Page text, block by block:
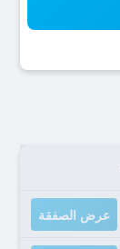
عرض الصفقة